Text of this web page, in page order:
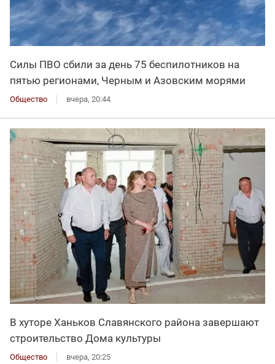
Силы ПВО сбили за день 75 беспилотников на
пятью регионами, Черным и Азовским морями
Общество вчера, 20:44
В хуторе Ханьков Славянского района завершают
строительство Дома культуры
Общество вчера, 20:25